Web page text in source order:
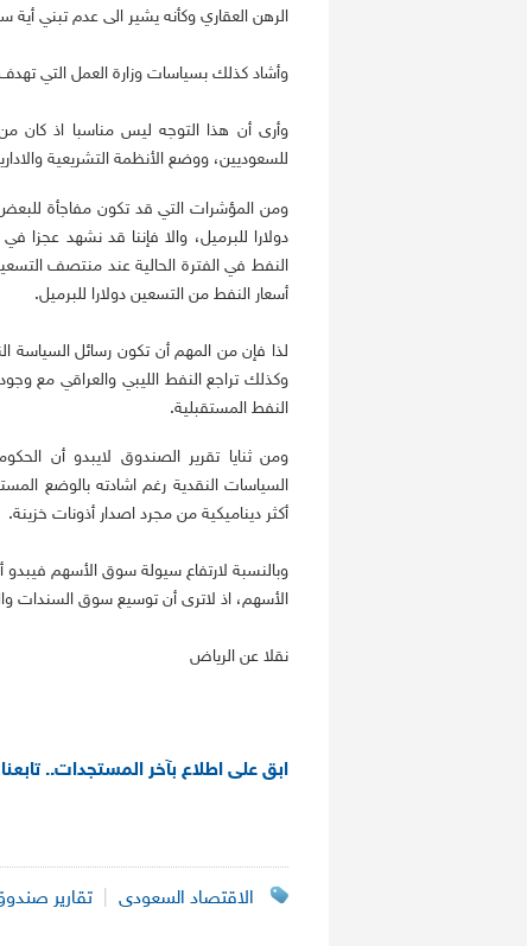
الرهن العقاري وكأنه يشير الى عدم تبني
وأشاد كذلك بسياسات وزارة العمل التي تهدف
وأرى أن هذا التوجه ليس مناسبا اذ كان
للسعوديين، ووضع الأنظمة التشريعية
النفط في الفترة الحالية عند منتصف
أسعار النفط من التسعين دولارا للبرميل.
لذا فإن من المهم أن تكون رسائل السياسة
وكذلك تراجع النفط الليبي والعراقي مع
النفط المستقبلية.
ومن ثنايا تقرير الصندوق لايبدو أن
السياسات النقدية رغم اشادته بالوضع
أكثر ديناميكية من مجرد اصدار أذونات خزينة.
وبالنسبة لارتفاع سيولة سوق الأسهم
الأسهم، اذ لاترى أن توسيع سوق
نقلا عن الرياض
ابق على اطلاع بآخر المستجدات..
الاقتصاد السعودى تقارير